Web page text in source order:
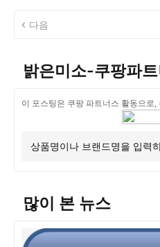
다음
밝은미소-쿠팡파
이 포스팅은 쿠팡 파트너스 활동으로
많이 본 뉴스